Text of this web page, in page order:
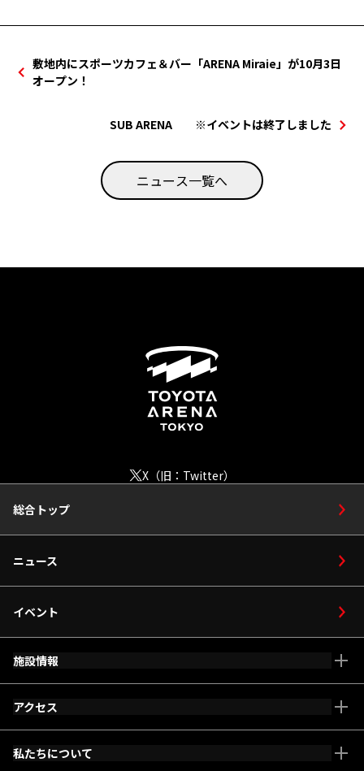
敷地内にスポーツカフェ＆バー「ARENA Miraie」が10月3日
オープン！
SUB ARENA ※イベントは終了しました
ニュース一覧へ
X（旧：Twitter）
総合トップ
ニュース
イベント
施設情報
施設全体マップ
メインアリーナ
アクセス
車いす・ベビーカー
私たちについて